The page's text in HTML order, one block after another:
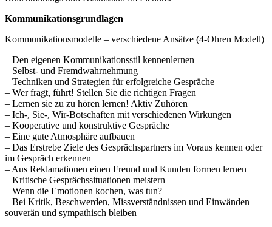
Kommunikationsgrundlagen
Kommunikationsmodelle – verschiedene Ansätze (4-Ohren Modell)
– Den eigenen Kommunikationsstil kennenlernen
– Selbst- und Fremdwahrnehmung
– Techniken und Strategien für erfolgreiche Gespräche
– Wer fragt, führt! Stellen Sie die richtigen Fragen
– Lernen sie zu zu hören lernen! Aktiv Zuhören
– Ich-, Sie-, Wir-Botschaften mit verschiedenen Wirkungen
– Kooperative und konstruktive Gespräche
– Eine gute Atmosphäre aufbauen
– Das Erstrebe Ziele des Gesprächspartners im Voraus kennen oder
im Gespräch erkennen
– Aus Reklamationen einen Freund und Kunden formen lernen
– Kritische Gesprächssituationen meistern
– Wenn die Emotionen kochen, was tun?
– Bei Kritik, Beschwerden, Missverständnissen und Einwänden
souverän und sympathisch bleiben